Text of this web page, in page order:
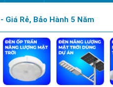
Rẻ, Bảo Hành 5 Năm